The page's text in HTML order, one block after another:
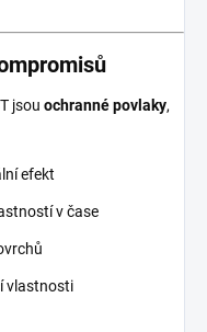
jsou ochranné povlaky,
efekt
v čase
vlastnosti